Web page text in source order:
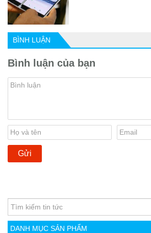
BÌNH LUẬN
Bình luận của bạn
DANH MỤC SẢN PHẨM